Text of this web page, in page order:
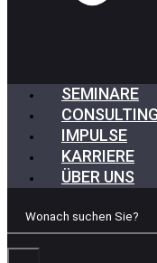
SEMINARE
IMPULSE
KARRIERE
ÜBER UNS
Wonach
Sie?